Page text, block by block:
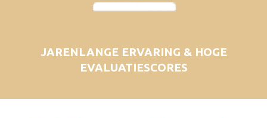
JARENLANGE ERVARING & HOGE
EVALUATIESCORES